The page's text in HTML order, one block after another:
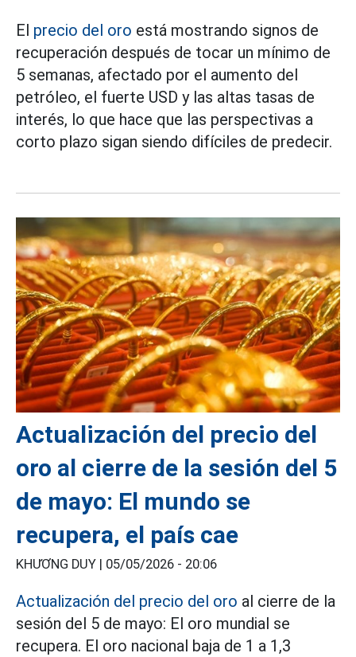
El precio del oro está mostrando signos de
recuperación después de tocar un mínimo de
5 semanas, afectado por el aumento del
petróleo, el fuerte USD y las altas tasas de
interés, lo que hace que las perspectivas a
corto plazo sigan siendo difíciles de predecir.
Actualización del precio del
oro al cierre de la sesión del 5
de mayo: El mundo se
recupera, el país cae
KHƯƠNG DUY | 05/05/2026 - 20:06
Actualización del precio del oro al cierre de la
sesión del 5 de mayo: El oro mundial se
recupera. El oro nacional baja de 1 a 1,3